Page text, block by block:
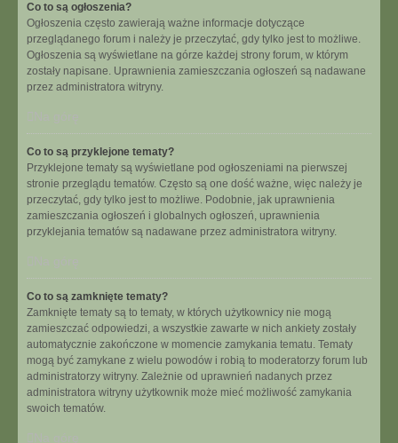
Co to są ogłoszenia?
Ogłoszenia często zawierają ważne informacje dotyczące
przeglądanego forum i należy je przeczytać, gdy tylko jest to możliwe.
Ogłoszenia są wyświetlane na górze każdej strony forum, w którym
zostały napisane. Uprawnienia zamieszczania ogłoszeń są nadawane
przez administratora witryny.
Co to są przyklejone tematy?
Przyklejone tematy są wyświetlane pod ogłoszeniami na pierwszej
stronie przeglądu tematów. Często są one dość ważne, więc należy je
przeczytać, gdy tylko jest to możliwe. Podobnie, jak uprawnienia
zamieszczania ogłoszeń i globalnych ogłoszeń, uprawnienia
przyklejania tematów są nadawane przez administratora witryny.
Co to są zamknięte tematy?
Zamknięte tematy są to tematy, w których użytkownicy nie mogą
zamieszczać odpowiedzi, a wszystkie zawarte w nich ankiety zostały
automatycznie zakończone w momencie zamykania tematu. Tematy
mogą być zamykane z wielu powodów i robią to moderatorzy forum lub
administratorzy witryny. Zależnie od uprawnień nadanych przez
administratora witryny użytkownik może mieć możliwość zamykania
swoich tematów.